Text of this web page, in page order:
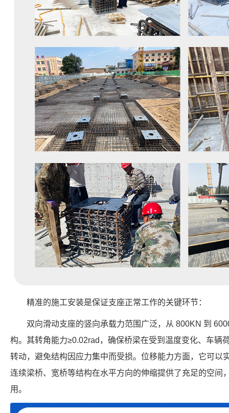
精准的施工安装是保证支座正常工作的关键环节：
双向滑动支座的竖向承载力范围广泛，从 800KN 到
构。其转角能力≥0.02rad，确保桥梁在受到温度变化、车辆
转动，避免结构因应力集中而受损。位移能力方面，它可以
连续梁桥、宽桥等结构在水平方向的伸缩提供了充足的空间
用。